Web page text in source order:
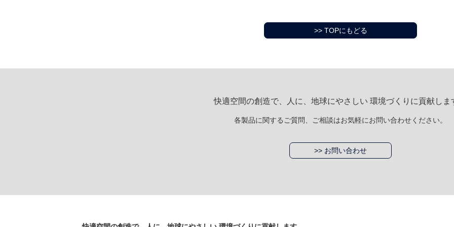
>> TOPにもどる
快適空間の創造で、人に、地球にやさしい 環境づくりに貢献しま
各製品に関するご質問、ご相談はお気軽にお問い合わせください。
>> お問い合わせ